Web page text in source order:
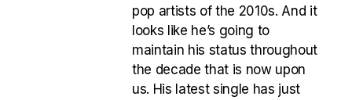
pop artists of the 2010s. And it
looks like he’s going to
maintain his status throughout
the decade that is now upon
us. His latest single has just